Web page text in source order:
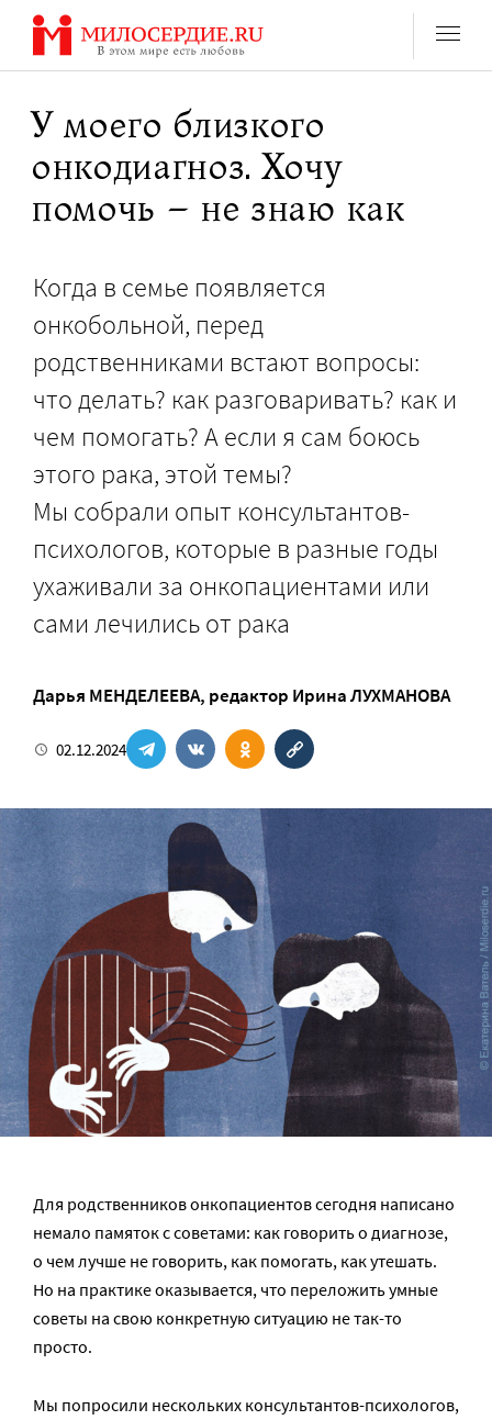
Перейти
содержанию
У моего близкого
онкодиагноз. Хочу
помочь – не знаю как
Когда в семье появляется
онкобольной, перед
родственниками встают вопросы:
что делать? как разговаривать? как и
чем помогать? А если я сам боюсь
этого рака, этой темы?
Мы собрали опыт консультантов-
психологов, которые в разные годы
ухаживали за онкопациентами или
сами лечились от рака
Дарья МЕНДЕЛЕЕВА, редактор Ирина ЛУХМАНОВА
02.12.2024
Для родственников онкопациентов сегодня написано
немало памяток с советами: как говорить о диагнозе,
о чем лучше не говорить, как помогать, как утешать.
Но на практике оказывается, что переложить умные
советы на свою конкретную ситуацию не так-то
просто.
Мы попросили нескольких консультантов-психологов,